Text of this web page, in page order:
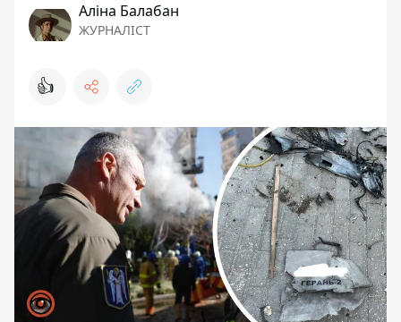
Аліна Балабан
ЖУРНАЛІСТ
👍